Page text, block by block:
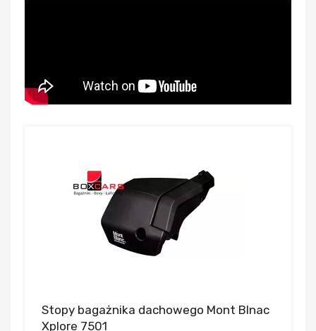
Stopy bagażnika dachowego Mont Blnac
Xplore 7501